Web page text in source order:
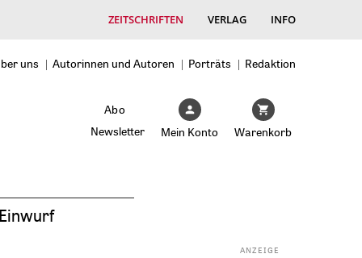
ZEITSCHRIFTEN VERLAG INFO
uns Autorinnen und Autoren Porträts Redaktion
Abo
Newsletter
Mein Konto Warenkorb